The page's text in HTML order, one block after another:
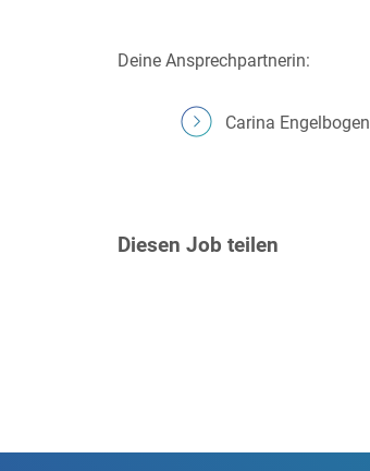
Deine Ansprechpartnerin:
Carina Engelbogen
Diesen Job teilen